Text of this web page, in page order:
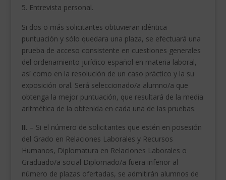
Entrevista personal.
Si dos o más solicitantes obtuvieran idéntica
puntuación y sólo quedara una plaza, se efectuará una
prueba de acceso consistente en cuestiones generales
del ordenamiento jurídico español en materia laboral,
así como en la resolución de un caso práctico y la su
exposición oral. Será seleccionado/a alumno/a que
obtenga la mejor puntuación, que resultará de la media
aritmética de la obtenida en cada una de las pruebas.
II. – Si el número de solicitantes que estén en posesión
del Grado en Relaciones Laborales y Recursos
Humanos, Diplomatura en Relaciones Laborales o
Graduado/a social Diplomado/a fuera inferior al
número de plazas ofertadas, se admitirán alumnos de